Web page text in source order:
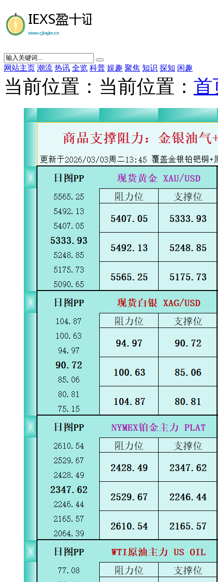
网站主页 潮流 热讯 全览 科普 娱趣 聚焦 知识 探知 闲趣
当前位置：当前位置： 首